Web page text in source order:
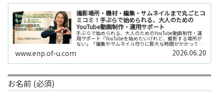
撮影場所・機材・編集・サムネイルまで丸ごとコ
ミコミ！手ぶらで始められる、大人のための
YouTube動画制作・運用サポート
手ぶらで始められる、大人のためのYouTube動画制作・運
用サポート「YouTubeを始めたいけれど、撮影する場所が
ない」「編集やサムネイル作りに膨大な時間がかかって長
続きしない」「機材を揃えるだけで何万円もかかってしま
www.enp.of-u.com 2026.06.20
お名前 (必須)